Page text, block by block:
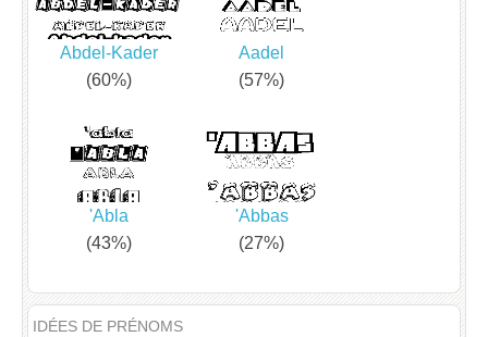
Abdel-Kader
(60%)
Aadel
(57%)
'Abla
(43%)
'Abbas
(27%)
IDÉES DE PRÉNOMS